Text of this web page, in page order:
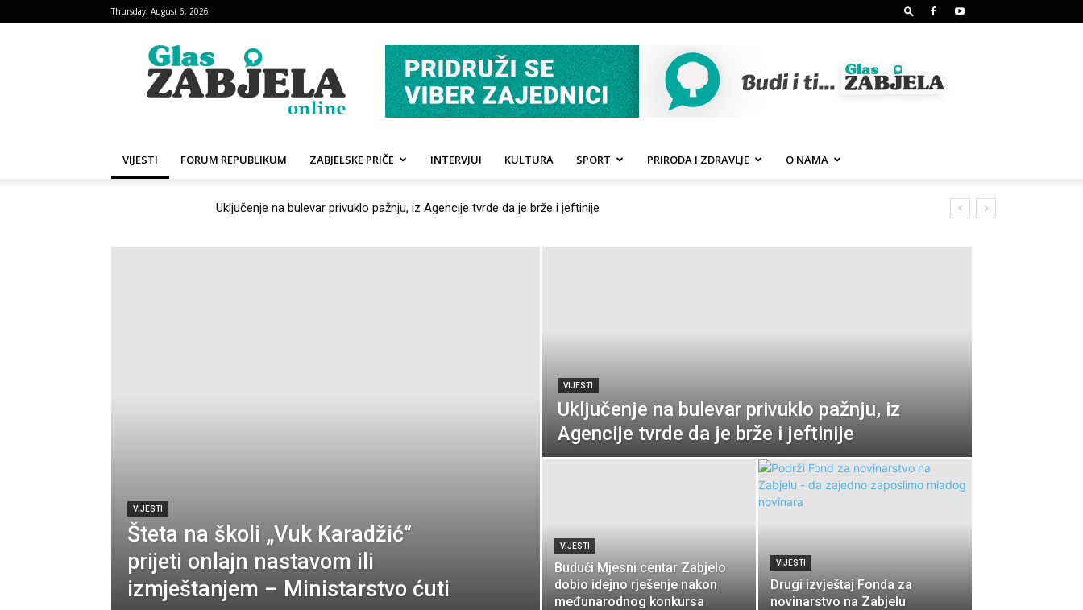
Thursday, August 6, 2026
Glas
Zabjela
VIJESTI FORUM REPUBLIKUM ZABJELSKE PRIČE INTERVJUI KULTURA SPORT PRIRODA I ZDRAVLJE O NAMA
Budući Mjesni centar Zabjelo dobio idejno rješenje nakon međunarodnog konkursa
VIJESTI
Šteta na školi „Vuk Karadžić“
prijeti onlajn nastavom ili
izmještanjem – Ministarstvo ćuti
VIJESTI
Uključenje na bulevar privuklo pažnju, iz
Agencije tvrde da je brže i jeftinije
VIJESTI
Budući Mjesni centar Zabjelo
dobio idejno rješenje nakon
međunarodnog konkursa
VIJESTI
Drugi izvještaj Fonda za
novinarstvo na Zabjelu